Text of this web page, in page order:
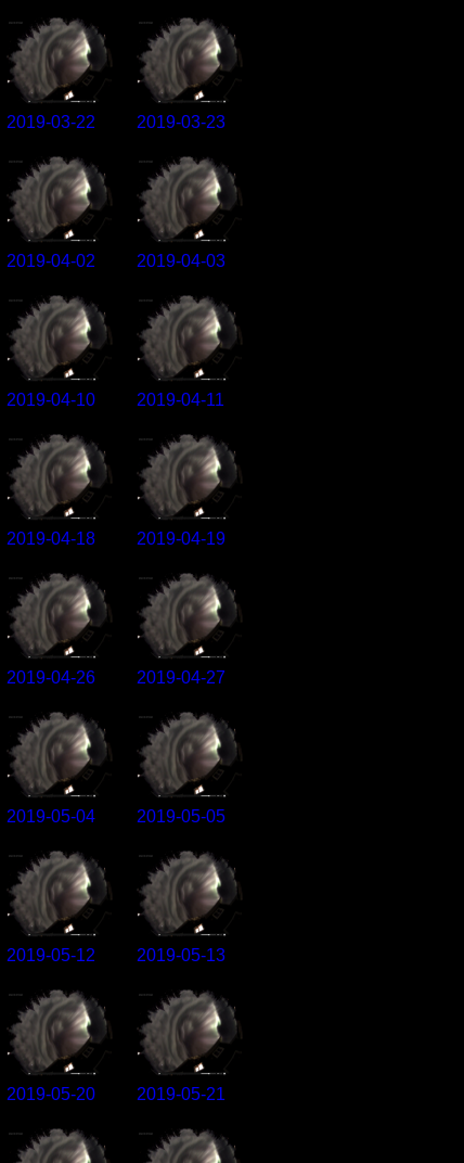
2019-03-22 2019-03-23
2019-04-02 2019-04-03
2019-04-10 2019-04-11
2019-04-18 2019-04-19
2019-04-26 2019-04-27
2019-05-04 2019-05-05
2019-05-12 2019-05-13
2019-05-20 2019-05-21